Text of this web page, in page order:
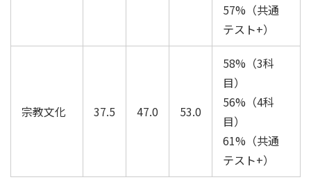
57%（共通
テスト+）
宗教文化 37.5 47.0 53.0
58%（3科
目）
56%（4科
目）
61%（共通
テスト+）